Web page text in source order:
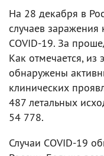
На 28 декабря в
случаев
COVID-19. За
Как отмечается, из
обнаружены
клинических
487 летальных
54 778.
Случаи COVID-19